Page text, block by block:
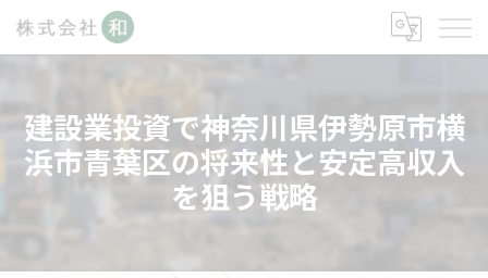
建設業投資で神奈川県伊勢原市横
浜市青葉区の将来性と安定高収入
を狙う戦略